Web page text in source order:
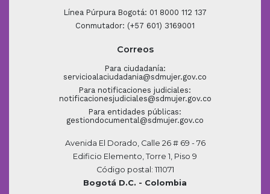
Línea Púrpura Bogotá: 01 8000 112 137
Conmutador: (+57 601) 3169001
Correos
Para ciudadanía:
servicioalaciudadania@sdmujer.gov.co
Para notificaciones judiciales:
notificacionesjudiciales@sdmujer.gov.co
Para entidades públicas:
gestiondocumental@sdmujer.gov.co
Avenida El Dorado, Calle 26 # 69 - 76
Edificio Elemento, Torre 1, Piso 9
Código postal: 111071
Bogotá D.C. - Colombia